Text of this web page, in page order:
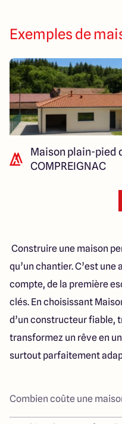
Exemples de
Maison plain-pied
COMPREIGNAC
Construire une maison
qu’un chantier. C’est
compte, de la première
clés. En choisissant
d’un constructeur fiable,
transformez un rêve en
surtout parfaitement
Combien coûte une